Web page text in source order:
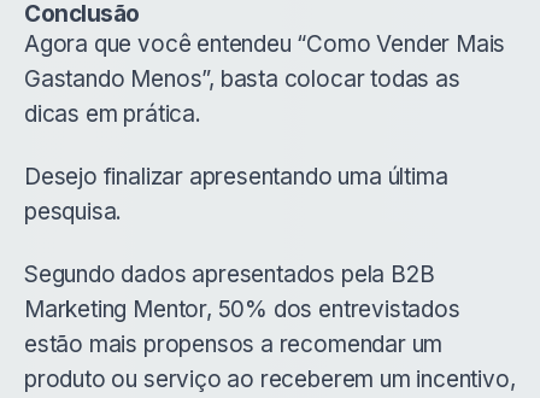
Conclusão
Agora que você entendeu “Como Vender Mais
Gastando Menos”, basta colocar todas as
dicas em prática.
Desejo finalizar apresentando uma última
pesquisa.
Segundo dados apresentados pela B2B
Marketing Mentor, 50% dos entrevistados
estão mais propensos a recomendar um
produto ou serviço ao receberem um incentivo,